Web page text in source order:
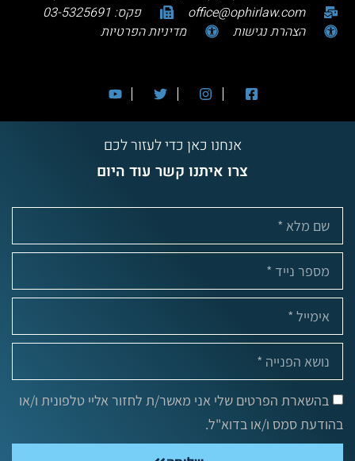
office@ophirlaw.com
פקס: 03-5325691
הצהרת נגישות
מדיניות הפרטיות
אנחנו כאן כדי לעזור לכם
צרו איתנו קשר עוד היום
בהשארת הפרטים שלי אני מאשר/ת לחזור אליי טלפונית ו/או
בהודעת סמס ו/או בדוא"ל.